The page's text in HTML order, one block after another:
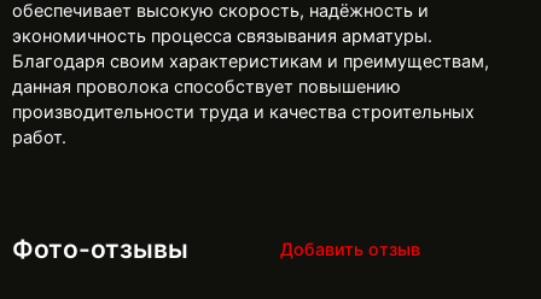
обеспечивает высокую скорость, надёжность и
экономичность процесса связывания арматуры.
Благодаря своим характеристикам и преимуществам,
данная проволока способствует повышению
производительности труда и качества строительных
работ.
Фото-отзывы Добавить отзыв